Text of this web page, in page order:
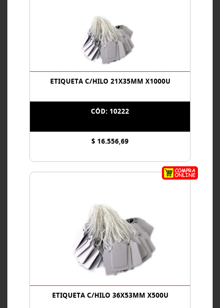
ETIQUETA C/HILO 21X35MM X1000U
CÓD: 10222
$ 16.556,69
ETIQUETA C/HILO 36X53MM X500U